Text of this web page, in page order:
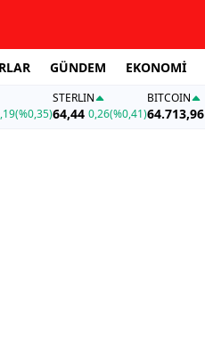
GÜNDEM EKONOMİ
(%0,35)
STERLIN
64,44 0,26(%0,41)
BITCOIN
64.713,96